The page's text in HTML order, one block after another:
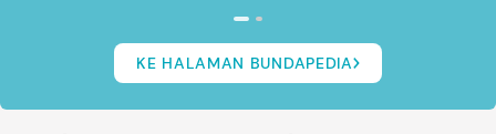
KE HALAMAN BUNDAPEDIA